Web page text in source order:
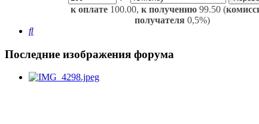
к оплате 100.00, к получению 99.50 (
получателя 0,5%)
Поиск
Последние изображения форума